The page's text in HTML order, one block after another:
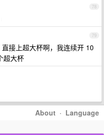
78
79
接上超大杯啊，我连续开 10
超大杯
About · Language